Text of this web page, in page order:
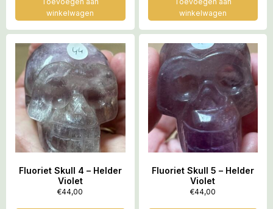
winkelwagen
winkelwagen
Fluoriet Skull 4 – Helder
Violet
€44,00
Fluoriet Skull 5 – Helder
Violet
€44,00